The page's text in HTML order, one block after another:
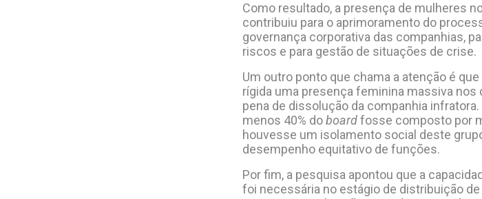
Como resultado, a presença de mulheres
contribuiu para o aprimoramento do
governança corporativa das companhias,
riscos e para gestão de situações de crise.
Um outro ponto que chama a atenção é
rígida uma presença feminina massiva
pena de dissolução da companhia
menos 40% doboardfosse composto por
houvesse um isolamento social deste
desempenho equitativo de funções.
Por fim, a pesquisa apontou que a
foi necessária no estágio de distribuição